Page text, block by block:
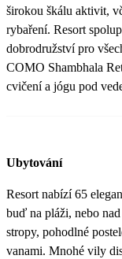
širokou škálu aktivit,
rybaření. Resort
dobrodružství pro
COMO Shambhala
cvičení a jógu pod
Ubytování
Resort nabízí 65
buď na pláži, nebo
stropy, pohodlné
vanami. Mnohé vily